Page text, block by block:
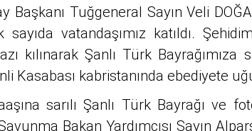
Başkanı Tuğgeneral Sayın Veli
vatandaşımız katıldı.
Şanlı Türk Bayrağımıza
Kasabası kabristanında ebediyete
sarılı Şanlı Türk Bayrağı ve
Bakan Yardımcısı Sayın